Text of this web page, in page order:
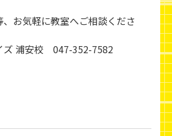
お気軽に教室へご相談くださ
ズ 浦安校 047-352-7582